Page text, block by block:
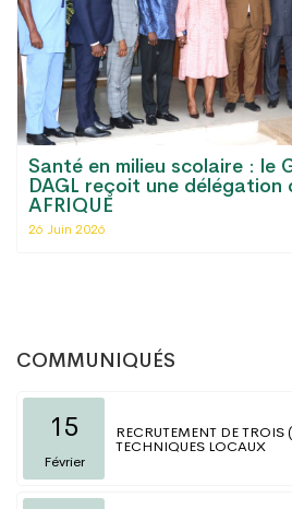
Santé en milieu scolaire : le
DAGL reçoit une délégation
AFRIQUE
26 Juin 2026
COMMUNIQUÉS
15
Février
RECRUTEMENT DE TROIS
TECHNIQUES LOCAUX